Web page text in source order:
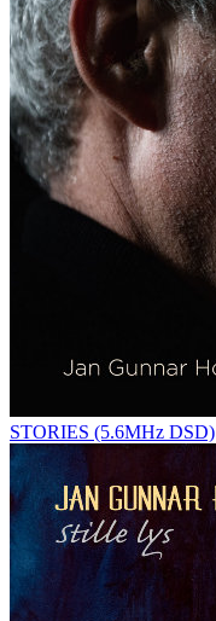
STORIES (5.6MHz DSD)